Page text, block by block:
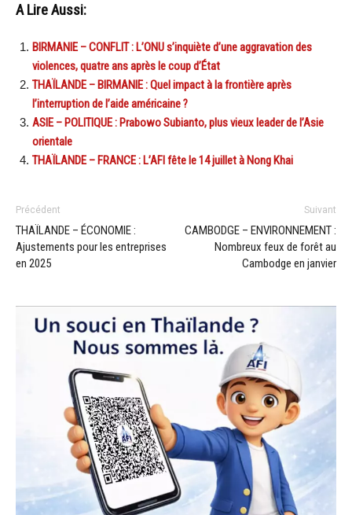
A Lire Aussi:
BIRMANIE – CONFLIT : L’ONU s’inquiète d’une aggravation des
violences, quatre ans après le coup d’État
THAÏLANDE – BIRMANIE : Quel impact à la frontière après
l’interruption de l’aide américaine ?
ASIE – POLITIQUE : Prabowo Subianto, plus vieux leader de l’Asie
orientale
THAÏLANDE – FRANCE : L’AFI fête le 14 juillet à Nong Khai
Précédent
THAÏLANDE – ÉCONOMIE :
Ajustements pour les entreprises
en 2025
Suivant
CAMBODGE – ENVIRONNEMENT :
Nombreux feux de forêt au
Cambodge en janvier